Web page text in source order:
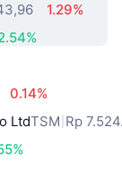
1.29%
0.14%
LtdTSM Rp